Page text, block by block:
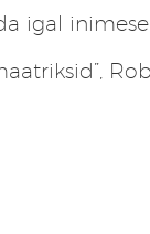
igal